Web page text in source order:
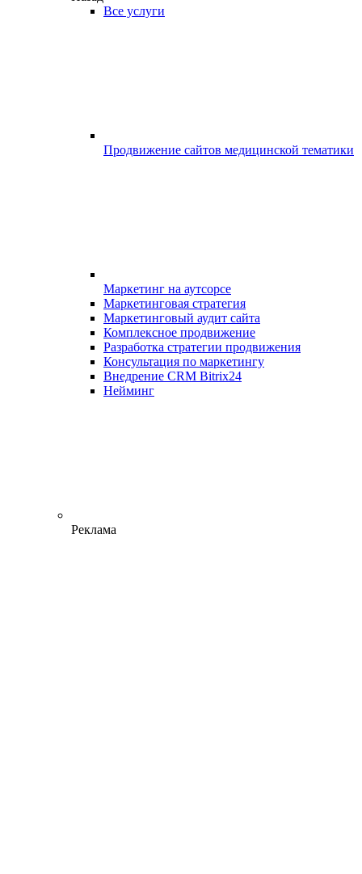
Все услуги
Продвижение сайтов медицинской тематики
Маркетинг на аутсорсе
Маркетинговая стратегия
Маркетинговый аудит сайта
Комплексное продвижение
Разработка стратегии продвижения
Консультация по маркетингу
Внедрение CRM Bitrix24
Нейминг
Реклама